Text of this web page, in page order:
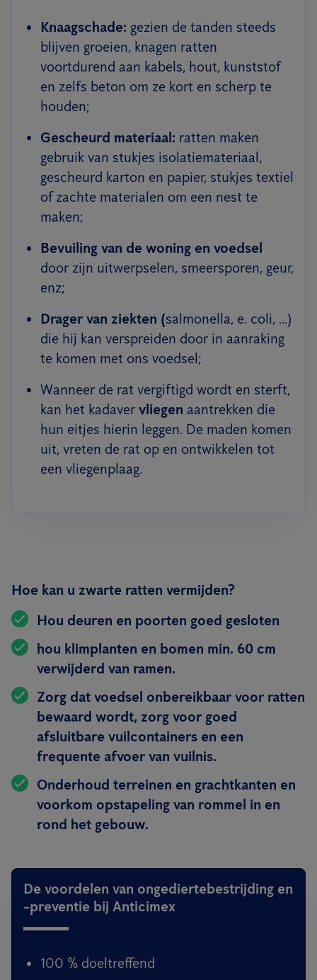
Knaagschade: gezien de tanden steeds
blijven groeien, knagen ratten
voortdurend aan kabels, hout, kunststof
en zelfs beton om ze kort en scherp te
houden;
Gescheurd materiaal: ratten maken
gebruik van stukjes isolatiemateriaal,
gescheurd karton en papier, stukjes textiel
of zachte materialen om een nest te
maken;
Bevuiling van de woning en voedsel
door zijn uitwerpselen, smeersporen, geur,
enz;
Drager van ziekten (salmonella, e. coli, ...)
die hij kan verspreiden door in aanraking
te komen met ons voedsel;
Wanneer de rat vergiftigd wordt en sterft,
kan het kadaver vliegen aantrekken die
hun eitjes hierin leggen. De maden komen
uit, vreten de rat op en ontwikkelen tot
een vliegenplaag.
Hoe kan u zwarte ratten vermijden?
Hou deuren en poorten goed gesloten
hou klimplanten en bomen min. 60 cm
verwijderd van ramen.
Zorg dat voedsel onbereikbaar voor ratten
bewaard wordt, zorg voor goed
afsluitbare vuilcontainers en een
frequente afvoer van vuilnis.
Onderhoud terreinen en grachtkanten en
voorkom opstapeling van rommel in en
rond het gebouw.
De voordelen van ongediertebestrijding en
-preventie bij Anticimex
100 % doeltreffend